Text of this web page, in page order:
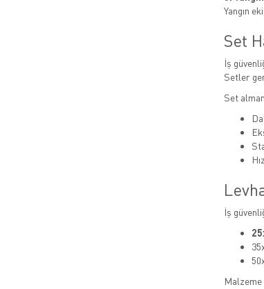
Yangın
Set
İş
Setler
Set
İş